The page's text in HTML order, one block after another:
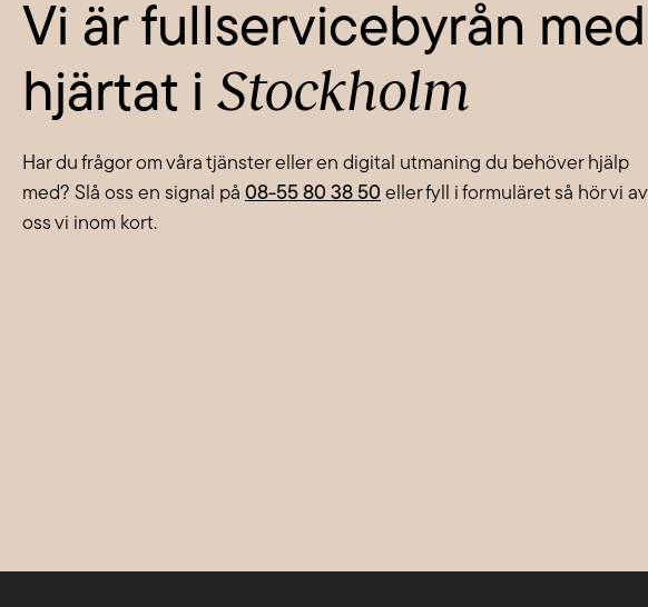
Vi är fullservicebyrån med
hjärtat i Stockholm
Har du frågor om våra tjänster eller en digital utmaning du behöver hjälp
med? Slå oss en signal på 08-55 80 38 50 eller fyll i formuläret så hör vi av
oss vi inom kort.